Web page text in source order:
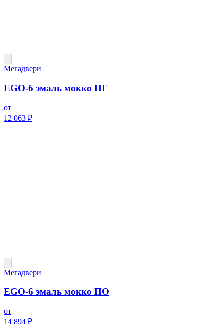
Мегадвери
EGO-6 эмаль мокко ПГ
от
12 063 ₽
Мегадвери
EGO-6 эмаль мокко ПО
от
14 894 ₽